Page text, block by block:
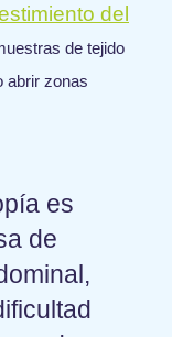
del
de tejido
abrir zonas
es
de